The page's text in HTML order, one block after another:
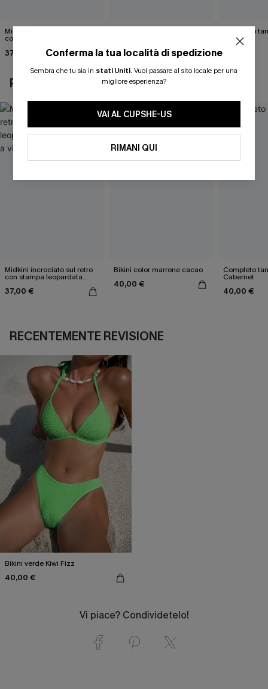
Midkini incrociato sul retro
con stampa leopardata
37,00 €
Completo
Cabernet
POTREBBE INTERESSARTI ANCHE
Midkini incrociato sul retro
con stampa leopardata
37,00 €
Bikini color marrone cacao
40,00 €
Completo
Cabernet
40,00 €
RECENTEMENTE REVISIONE
Bikini verde Kiwi Fizz
40,00 €
Vi piace? Condividetelo!
Conferma la tua località di spedizione
Sembra che tu sia in stati Uniti. Vuoi passare al sito locale per una
migliore esperienza?
VAI AL CUPSHE-US
RIMANI QUI